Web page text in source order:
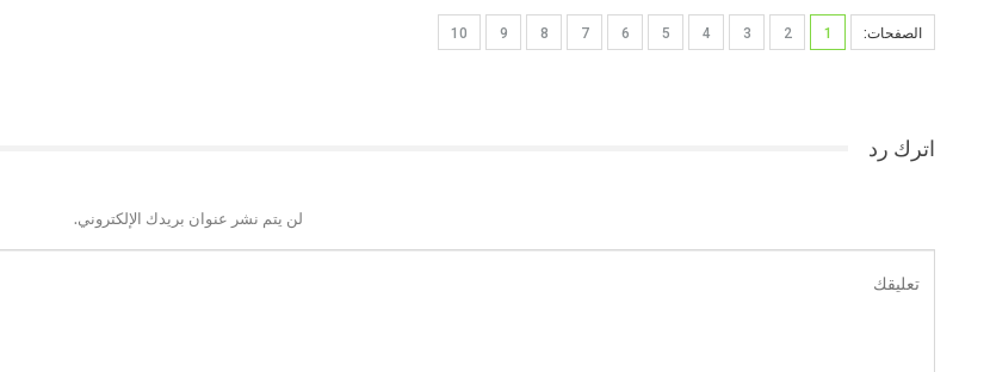
الصفحات: 1
2
3
4
5
6
7
8
9
10
اترك رد
لن يتم نشر عنوان بريدك الإلكتروني.